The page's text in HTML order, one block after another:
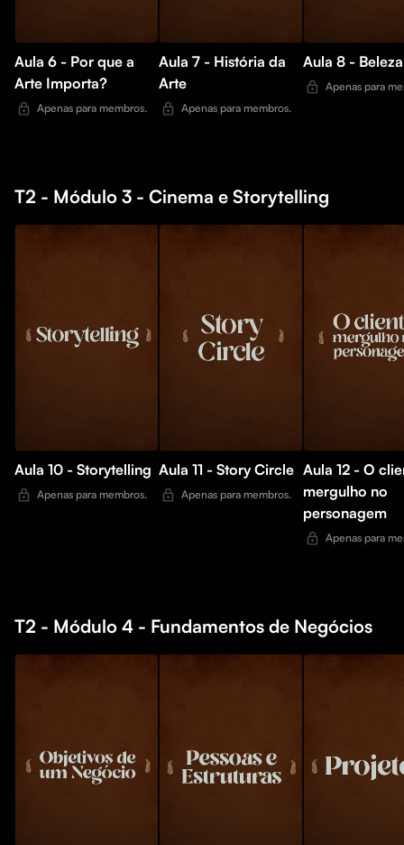
Aula 6 - Por que a
Arte Importa?
Apenas para membros.
Aula 7 - História da
Arte
Apenas para membros.
Aula 8 - Beleza
Apenas para
T2 - Módulo 3 - Cinema e Storytelling
Aula 10 - Storytelling
Apenas para membros.
Aula 11 - Story Circle
Apenas para membros.
Aula 12 - O
mergulho no
personagem
Apenas para
T2 - Módulo 4 - Fundamentos de Negócios